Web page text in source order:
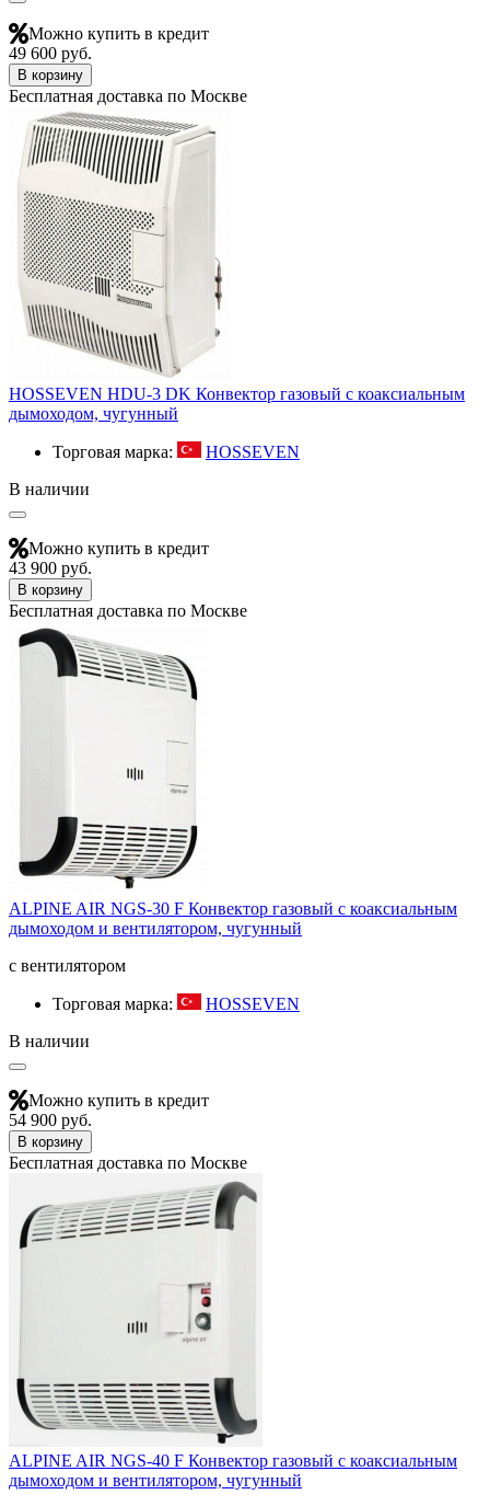
Можно купить в кредит
49 600 руб.
В корзину
Бесплатная доставка по Москве
HOSSEVEN HDU-3 DK Конвектор газовый с коаксиальным
дымоходом, чугунный
Торговая марка:
HOSSEVEN
В наличии
Можно купить в кредит
43 900 руб.
В корзину
Бесплатная доставка по Москве
ALPINE AIR NGS-30 F Конвектор газовый с коаксиальным
дымоходом и вентилятором, чугунный
с вентилятором
Торговая марка:
HOSSEVEN
В наличии
Можно купить в кредит
54 900 руб.
В корзину
Бесплатная доставка по Москве
ALPINE AIR NGS-40 F Конвектор газовый с коаксиальным
дымоходом и вентилятором, чугунный